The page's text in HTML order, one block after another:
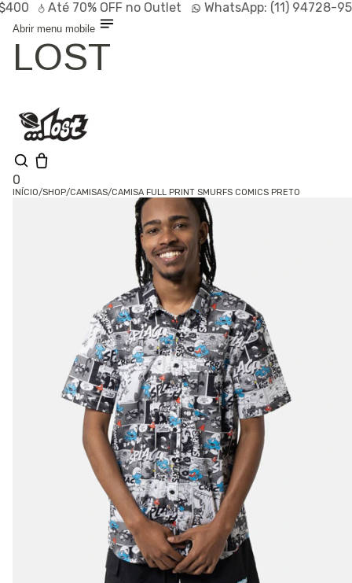
Até70% OFF no Outlet WhatsApp:(11) 94728-9569
Abrir menu mobile
LOST
0
INÍCIO/SHOP/CAMISAS/CAMISA FULL PRINT SMURFS COMICS PRETO